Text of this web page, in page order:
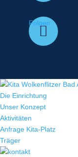
Folgen
Die Einrichtung
Unser Konzept
Aktivitäten
Anfrage Kita-Platz
Träger